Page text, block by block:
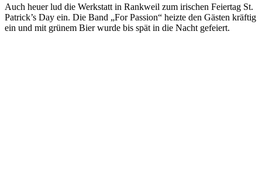
Auch heuer lud die Werkstatt in Rankweil zum irischen Feiertag St.
Patrick’s Day ein. Die Band „For Passion“ heizte den Gästen kräftig
ein und mit grünem Bier wurde bis spät in die Nacht gefeiert.